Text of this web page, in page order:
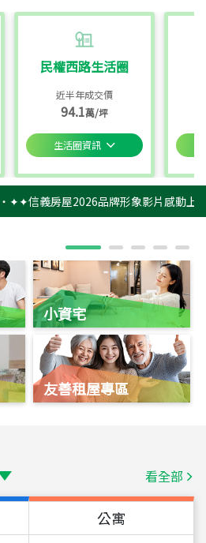
民權西路生活圈
近半年成交價
94.1萬/坪
生活圈資訊
‧✦✦信義房屋2026品牌形象影片感動上
小資宅
友善租屋專區
看全部
公寓